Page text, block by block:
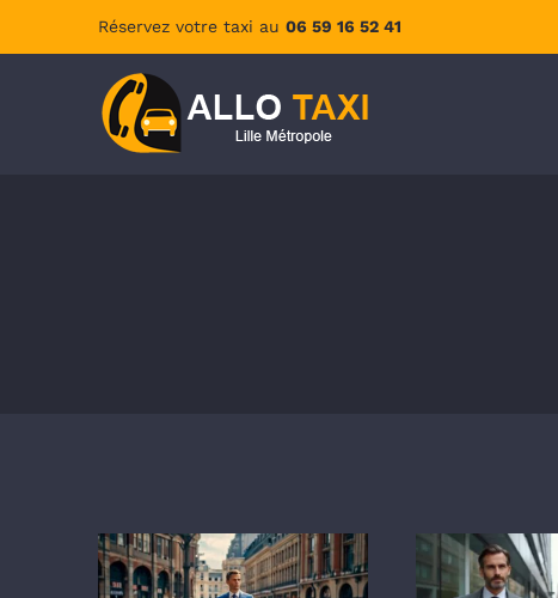
au
Réservez votre taxi au 06 59 16 52 41